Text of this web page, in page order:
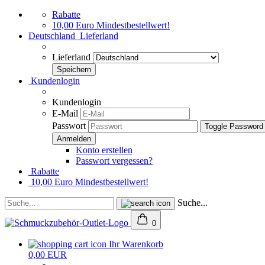
Rabatte
10,00 Euro Mindestbestellwert!
Deutschland Lieferland
Lieferland
Kundenlogin
Kundenlogin
E-Mail
Passwort
Toggle
Konto erstellen
Passwort vergessen?
Rabatte
10,00 Euro Mindestbestellwert!
Suche...
0
Ihr Warenkorb
0,00 EUR